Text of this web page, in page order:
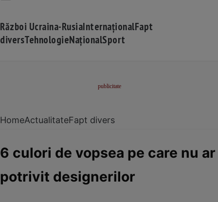
Război Ucraina-RusiaInternaționalFapt
diversTehnologieNaționalSport
HomeActualitateFapt divers
6 culori de vopsea pe care nu
potrivit designerilor